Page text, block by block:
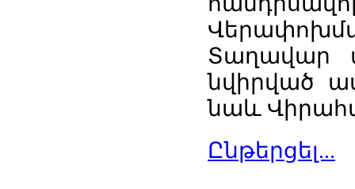
Տաղավար
նվիրված
նաև
Ընթերցել...